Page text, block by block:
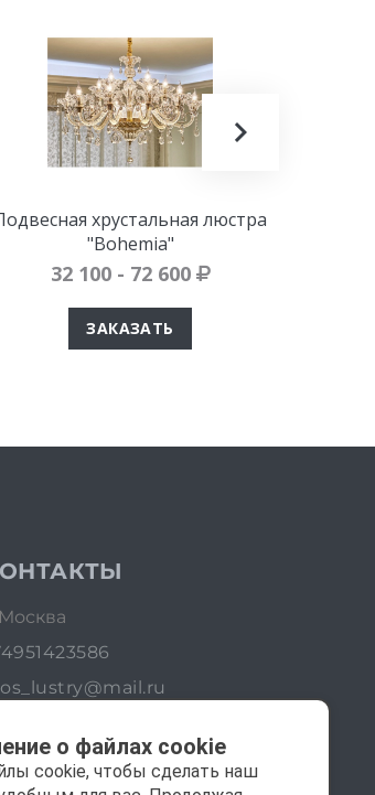
хрустальная люстра
"Bohemia"
32 100 - 72 600
ЗАКАЗАТЬ
о файлах cookie
cookie, чтобы сделать наш